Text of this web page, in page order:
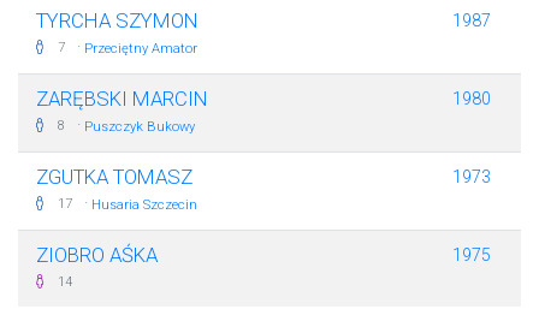
TYRCHA SZYMON
7 · Przeciętny Amator
1987
ZARĘBSKI MARCIN
8 · Puszczyk Bukowy
1980
ZGUTKA TOMASZ
17 · Husaria Szczecin
1973
ZIOBRO AŚKA
14
1975